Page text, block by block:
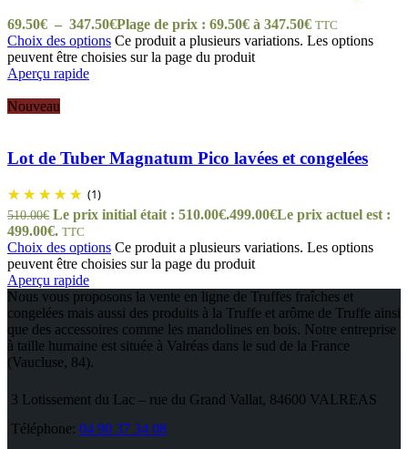
69.50€ – 347.50€Plage de prix : 69.50€ à 347.50€ TTC
Choix des options Ce produit a plusieurs variations. Les options
peuvent être choisies sur la page du produit
Aperçu rapide
Nouveau
Lot de Tuber Magnatum Pico lavées et congelées
(1)
510.00€ Le prix initial était : 510.00€.499.00€Le prix actuel est :
499.00€. TTC
Choix des options Ce produit a plusieurs variations. Les options
peuvent être choisies sur la page du produit
Aperçu rapide
Nous vous proposons la vente en ligne de Truffes fraîches et
congelées mais aussi des produits à la Truffe et arôme de Truffe ainsi
que des accessoires comme les mandolines en bois. Notre entreprise
à taille humaine est située à Valréas dans le sud de la France
(Vaucluse, 84).
3 Lotissement du Lac – rue du Grand Vallat, 84600 VALREAS
Téléphone: 04 90 37 34 08